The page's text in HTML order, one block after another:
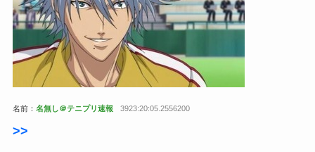
名前： 名無し＠テニプリ速報 3923:20:05.2556200
>>